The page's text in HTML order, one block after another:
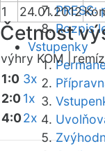
PRESS:
Rozpis
Vstupenky
1
24.01.2012
Četnost
výhry KOM |
1:0 3x
2:01x
4:02x